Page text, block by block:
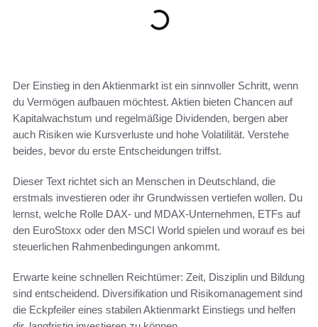
Der Einstieg in den Aktienmarkt ist ein sinnvoller Schritt, wenn
du Vermögen aufbauen möchtest. Aktien bieten Chancen auf
Kapitalwachstum und regelmäßige Dividenden, bergen aber
auch Risiken wie Kursverluste und hohe Volatilität. Verstehe
beides, bevor du erste Entscheidungen triffst.
Dieser Text richtet sich an Menschen in Deutschland, die
erstmals investieren oder ihr Grundwissen vertiefen wollen. Du
lernst, welche Rolle DAX- und MDAX-Unternehmen, ETFs auf
den EuroStoxx oder den MSCI World spielen und worauf es bei
steuerlichen Rahmenbedingungen ankommt.
Erwarte keine schnellen Reichtümer: Zeit, Disziplin und Bildung
sind entscheidend. Diversifikation und Risikomanagement sind
die Eckpfeiler eines stabilen Aktienmarkt Einstiegs und helfen